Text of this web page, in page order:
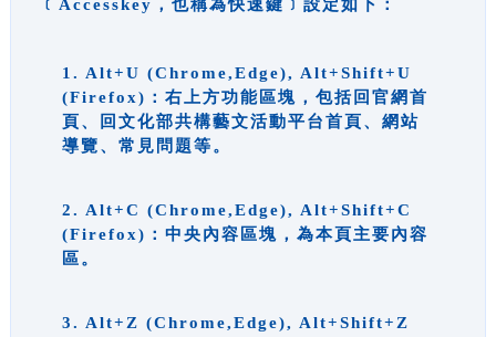
﹝Accesskey，也稱為快速鍵﹞設定如下：
1. Alt+U (Chrome,Edge), Alt+Shift+U
(Firefox)：右上方功能區塊，包括回官網首
頁、回文化部共構藝文活動平台首頁、網站
導覽、常見問題等。
2. Alt+C (Chrome,Edge), Alt+Shift+C
(Firefox)：中央內容區塊，為本頁主要內容
區。
3. Alt+Z (Chrome,Edge), Alt+Shift+Z